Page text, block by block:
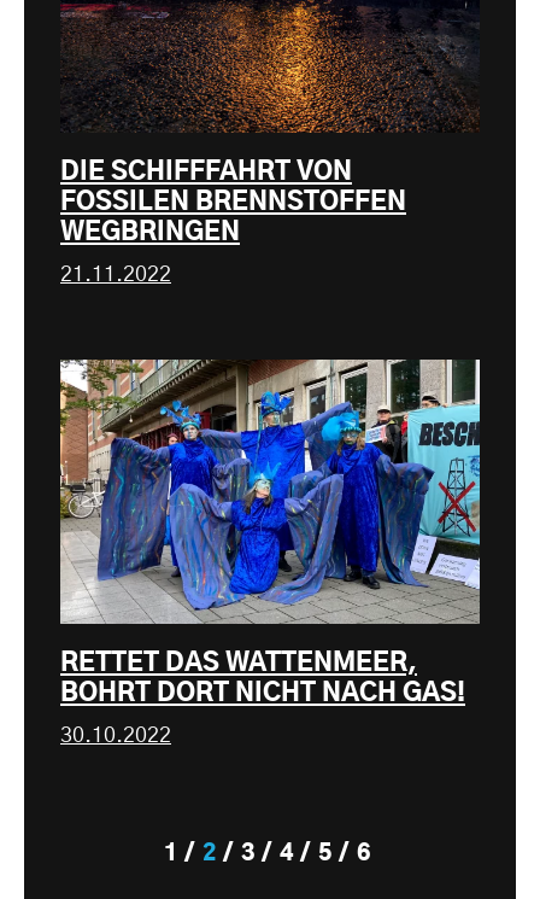
DIE SCHIFFFAHRT VON
FOSSILEN BRENNSTOFFEN
WEGBRINGEN
21.11.2022
RETTET DAS WATTENMEER,
BOHRT DORT NICHT NACH GAS!
30.10.2022
1 2 3 4 5 6